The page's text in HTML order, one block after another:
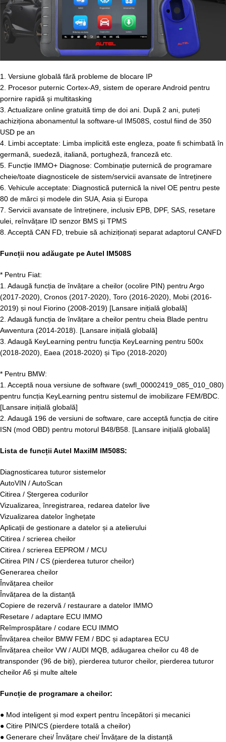
1. Versiune globală fără probleme de blocare IP
2. Procesor puternic Cortex-A9, sistem de operare Android pentru
pornire rapidă și multitasking
3. Actualizare online gratuită timp de doi ani. După 2 ani, puteți
achiziționa abonamentul la software-ul IM508S, costul fiind de 350
USD pe an
4. Limbi acceptate: Limba implicită este engleza, poate fi schimbată în
germană, suedeză, italiană, portugheză, franceză etc.
5. Funcție IMMO+ Diagnose: Combinație puternică de programare
cheie/toate diagnosticele de sistem/servicii avansate de întreținere
6. Vehicule acceptate: Diagnostică puternică la nivel OE pentru peste
80 de mărci și modele din SUA, Asia și Europa
7. Servicii avansate de întreținere, inclusiv EPB, DPF, SAS, resetare
ulei, reînvățare ID senzor BMS și TPMS
8. Acceptă CAN FD, trebuie să achiziționați separat adaptorul CANFD
Funcții nou adăugate pe Autel IM508S
* Pentru Fiat:
1. Adaugă funcția de învățare a cheilor (ocolire PIN) pentru Argo
(2017-2020), Cronos (2017-2020), Toro (2016-2020), Mobi (2016-
2019) și noul Fiorino (2008-2019) [Lansare inițială globală]
2. Adaugă funcția de învățare a cheilor pentru cheia Blade pentru
Awventura (2014-2018). [Lansare inițială globală]
3. Adaugă KeyLearning pentru funcția KeyLearning pentru 500x
(2018-2020), Eaea (2018-2020) și Tipo (2018-2020)
* Pentru BMW:
1. Acceptă noua versiune de software (swfl_00002419_085_010_080)
pentru funcția KeyLearning pentru sistemul de imobilizare FEM/BDC.
[Lansare inițială globală]
2. Adaugă 196 de versiuni de software, care acceptă funcția de citire
ISN (mod OBD) pentru motorul B48/B58. [Lansare inițială globală]
Lista de funcții Autel MaxiIM IM508S:
Diagnosticarea tuturor sistemelor
AutoVIN / AutoScan
Citirea / Ștergerea codurilor
Vizualizarea, înregistrarea, redarea datelor live
Vizualizarea datelor înghețate
Aplicații de gestionare a datelor și a atelierului
Citirea / scrierea cheilor
Citirea / scrierea EEPROM / MCU
Citirea PIN / CS (pierderea tuturor cheilor)
Generarea cheilor
Învățarea cheilor
Învățarea de la distanță
Copiere de rezervă / restaurare a datelor IMMO
Resetare / adaptare ECU IMMO
Reîmprospătare / codare ECU IMMO
Învățarea cheilor BMW FEM / BDC și adaptarea ECU
Învățarea cheilor VW / AUDI MQB, adăugarea cheilor cu 48 de
transponder (96 de biți), pierderea tuturor cheilor, pierderea tuturor
cheilor A6 și multe altele
Funcție de programare a cheilor:
● Mod inteligent și mod expert pentru începători și mecanici
● Citire PIN/CS (pierdere totală a cheilor)
● Generare chei/ Învățare chei/ Învățare de la distanță